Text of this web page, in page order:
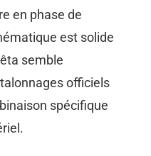
en phase de
est solide
semble
officiels
spécifique